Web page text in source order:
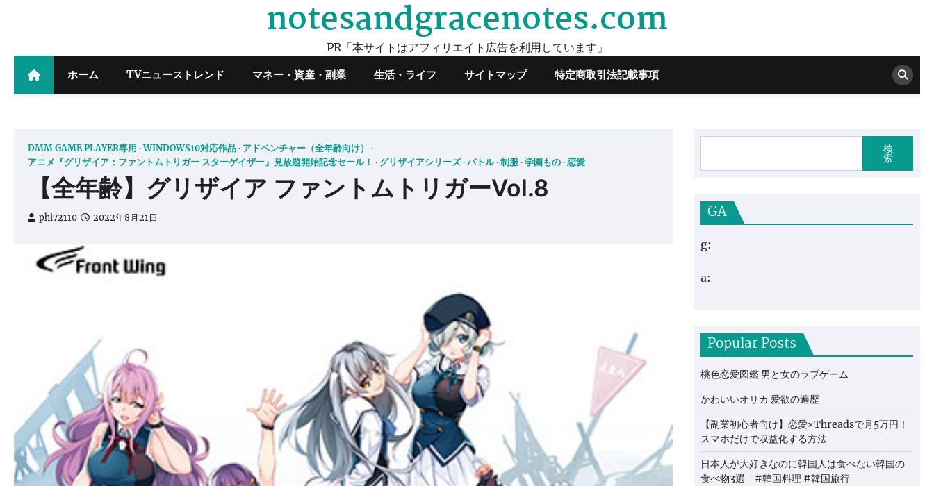
notesandgracenotes.com
PR「本サイトはアフィリエイト広告を利用しています」
ホーム TVニューストレンド マネー・資産・副業 生活・ライフ サイトマップ 特定商取引法記載事項
DMM GAME PLAYER専用 WINDOWS10対応作品
アドベンチャー（全年齢向け）
アニメ『グリザイア：ファントムトリガー スターゲイザー』見放題開始記念セール！
グリザイアシリーズ バトル 制服 学園もの 恋愛
【全年齢】グリザイア ファントムトリガーVol.8
phi72110 2022年8月21日
検
索
GA
g:
a:
Popular Posts
桃色恋愛図鑑 男と女のラブゲーム
かわいいオリカ 愛欲の遍歴
【副業初心者向け】恋愛×Threadsで月5万円！
スマホだけで収益化する方法
日本人が大好きなのに韓国人は食べない韓国の
食べ物3選 #韓国料理 #韓国旅行